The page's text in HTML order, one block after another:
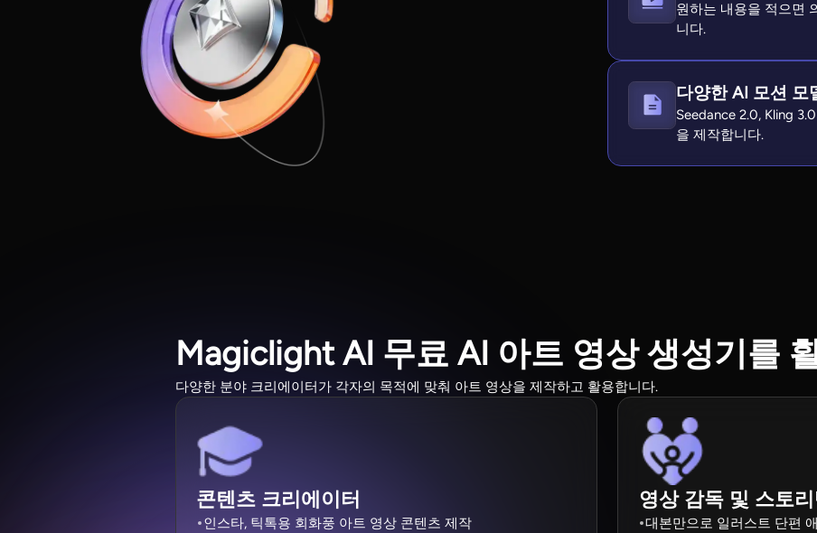
원하는 내용을 적으면
니다.
다양한 AI 모션 모
Seedance 2.0, Kling
을 제작합니다.
Magiclight AI 무료 AI 아트 영상 생성기를
다양한 분야 크리에이터가 각자의 목적에 맞춰 아트 영상을 제작하고 활용합니다.
콘텐츠 크리에이터
인스타, 틱톡용 회화풍 아트 영상 콘텐츠 제작
영상 감독 및 스토리
대본만으로 일러스트 단편